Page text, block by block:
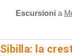
Escursioni a
Sibilla: la